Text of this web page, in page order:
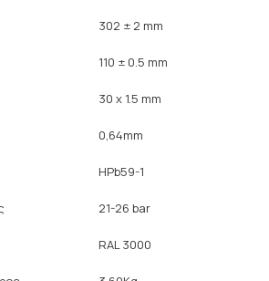
302 ± 2 mm
110 ± 0.5 mm
30 x 1.5 mm
0,64mm
HPb59-1
21-26 bar
RAL 3000